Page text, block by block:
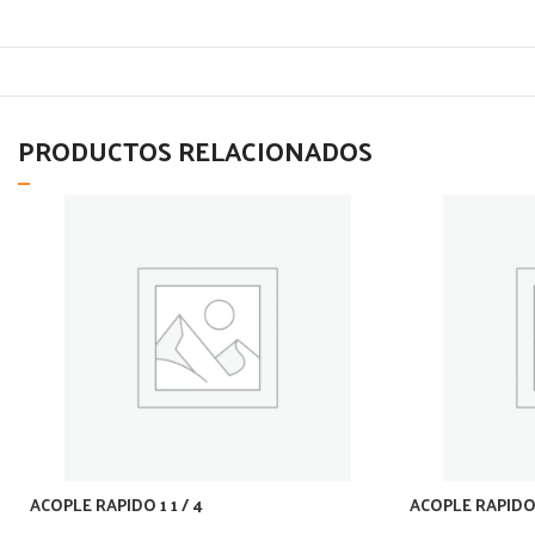
PRODUCTOS RELACIONADOS
ACOPLE RAPIDO 1 1 / 4 ACOPLE